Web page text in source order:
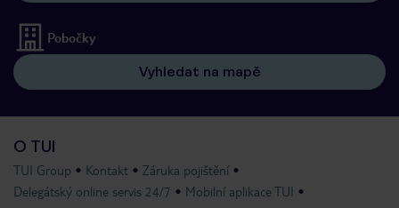
Pobočky
Vyhledat na mapě
O TUI
TUI Group Kontakt
Záruka pojištění
Delegátský online servis 24/7
Mobilní aplikace TUI